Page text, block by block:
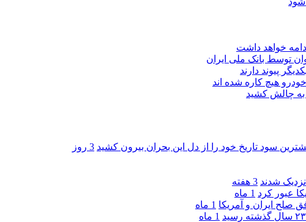
خواهد داشت
پیوند دارند
هیچ کاره شده اند
به چالش کشید
سود تاریخ خود را از دل این بحران بیرون کشید 3 روز
شدند 3 هفته
1 ماه
صلح ایران و آمریکا 1 ماه
1 ماه